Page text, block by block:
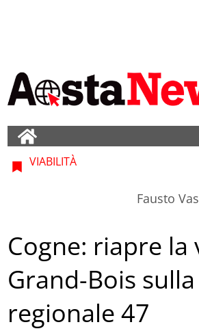
VIABILITÀ
Fausto
Cogne: riapre la
Grand-Bois
regionale 47